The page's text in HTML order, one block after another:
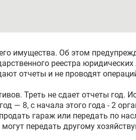
имущества. Об этом
реестра
отчеты и не проводят
Треть не сдает отчеты год.
— 8, с начала этого года - 2
гараж или передать по
передать другому